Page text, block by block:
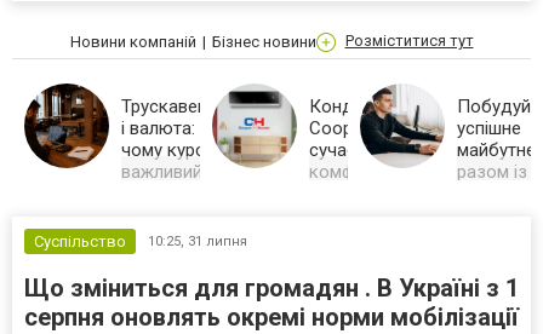
Новини компаній Бізнес новини Розміститися тут
Трускавець
і валюта:
чому курс
важливий
санаторію
Чому
бізнесу
важливо
Кондиціонери
Cooper&Hunter -
сучасні рішення для
комфорту та
Побудуй
успішне
майбутнє
разом із
практичним
навчанням,
Суспільство 10:25, 31 липня
Що зміниться для громадян . В Україні з 1
серпня оновлять окремі норми мобілізації